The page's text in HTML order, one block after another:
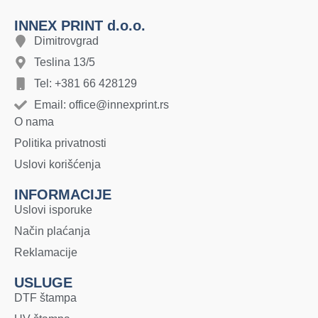
INNEX PRINT d.o.o.
Dimitrovgrad
Teslina 13/5
Tel: +381 66 428129
Email: office@innexprint.rs
O nama
Politika privatnosti
Uslovi korišćenja
INFORMACIJE
Uslovi isporuke
Način plaćanja
Reklamacije
USLUGE
DTF štampa